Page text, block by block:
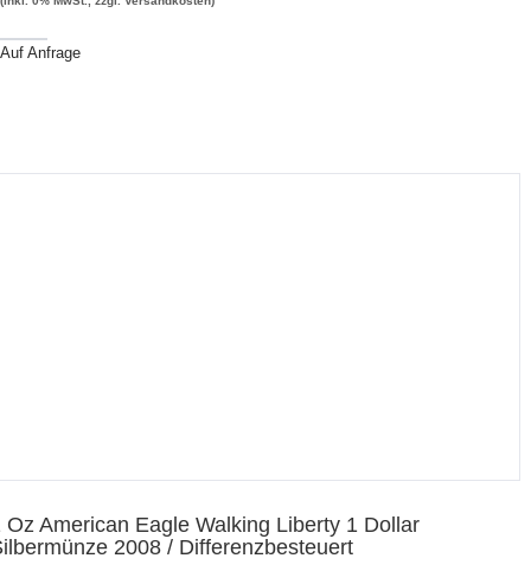
Auf Anfrage
Oz American Eagle Walking Liberty 1 Dollar
2008 / Differenzbesteuert